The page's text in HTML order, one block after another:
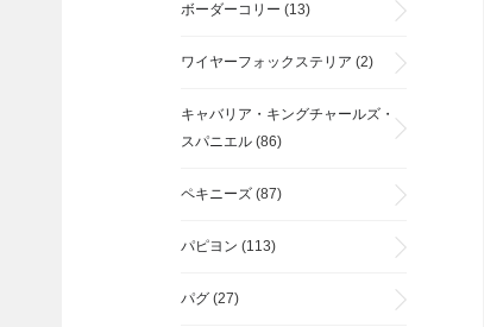
ボーダーコリー (13)
ワイヤーフォックステリア (2)
キャバリア・キングチャールズ・
スパニエル (86)
ペキニーズ (87)
パピヨン (113)
パグ (27)